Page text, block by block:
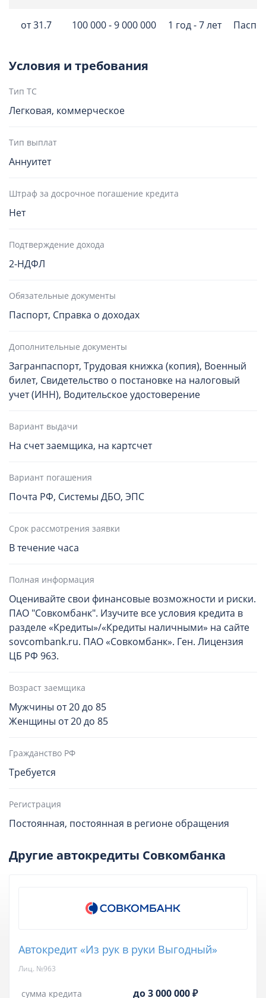
от 31.7 100 000 - 9 000 000 1 год - 7 лет
Условия и требования
Тип ТС
Легковая, коммерческое
Тип выплат
Аннуитет
Штраф за досрочное погашение кредита
Нет
Подтверждение дохода
2-НДФЛ
Обязательные документы
Паспорт, Справка о доходах
Дополнительные документы
Загранпаспорт, Трудовая книжка (копия), Военный
билет, Свидетельство о постановке на налоговый
учет (ИНН), Водительское удостоверение
Вариант выдачи
На счет заемщика, на картсчет
Вариант погашения
Почта РФ, Системы ДБО, ЭПС
Срок рассмотрения заявки
В течение часа
Полная информация
Оценивайте свои финансовые возможности и риски.
ПАО "Совкомбанк". Изучите все условия кредита в
разделе «Кредиты»/«Кредиты наличными» на сайте
sovcombank.ru. ПАО «Совкомбанк». Ген. Лицензия
ЦБ РФ 963.
Возраст заемщика
Мужчины от 20 до 85
Женщины от 20 до 85
Гражданство РФ
Требуется
Регистрация
Постоянная, постоянная в регионе обращения
Другие автокредиты Совкомбанка
Автокредит «Из рук в руки Выгодный»
Лиц. №963
сумма кредита до 3 000 000 ₽